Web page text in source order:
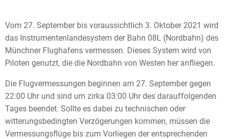
IFR-/VFR-
Vom 27. September bis voraussichtlich 3. Oktober 2021 wird
das Instrumentenlandesystem der Bahn 08L (Nordbahn) des
Münchner Flughafens vermessen. Dieses System wird von
Piloten genutzt, die die Nordbahn von Westen her anfliegen.
Die Flugvermessungen beginnen am 27. September gegen
22:00 Uhr und sind um zirka 03:00 Uhr des darauffolgenden
Tages beendet. Sollte es dabei zu technischen oder
witterungsbedingten Verzögerungen kommen, müssen die
Vermessungsflüge bis zum Vorliegen der entsprechenden